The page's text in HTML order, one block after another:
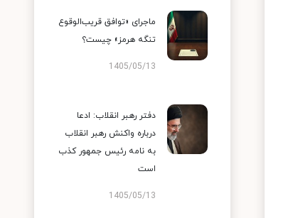
ماجرای «توافق قریب‌الوقوع
تنگه هرمز» چیست؟
1405/05/13
دفتر رهبر انقلاب: ادعا
درباره واکنش رهبر انقلاب
به نامه رئیس جمهور کذب
است
1405/05/13